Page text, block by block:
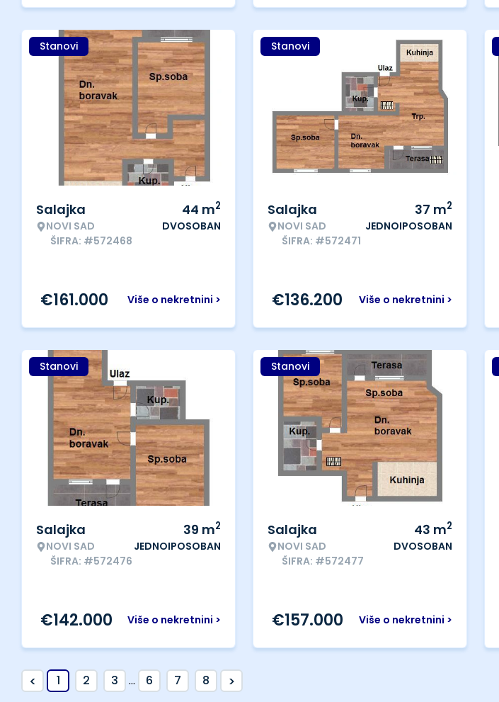
Stanovi
Salajka
NOVI SAD
ŠIFRA: #572468
44 m2
DVOSOBAN
Više o nekretnini >
€161.000
Stanovi
Salajka
NOVI SAD
ŠIFRA: #572471
37 m2
JEDNOIPOSOBAN
Više o nekretnini >
€136.200
Stanovi
Salajka
NOVI SAD
ŠIFRA: #572476
39 m2
JEDNOIPOSOBAN
Više o nekretnini >
€142.000
Stanovi
Salajka
NOVI SAD
ŠIFRA: #572477
43 m2
DVOSOBAN
Više o nekretnini >
€157.000
< 1 2 3 ... 6 7 8 >